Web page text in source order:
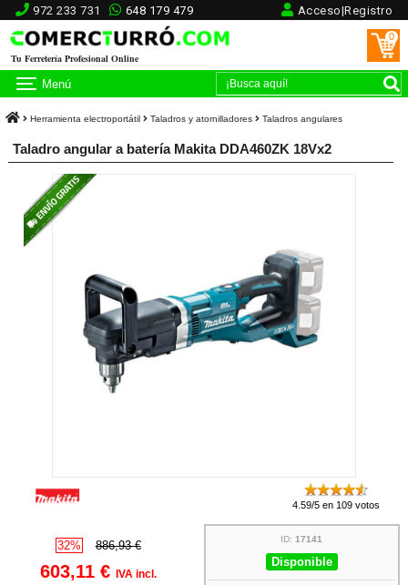
972 233 731 648 179 479 Acceso|Registro
Tu Ferretería Profesional Online
0
Menú
Herramienta electroportátil Taladros y atornilladores Taladros angulares
Taladro angular a batería Makita DDA460ZK 18Vx2
4.59/5 en 109 votos
32% 886,93 €
603,11 € IVA incl.
ID:17141
Disponible